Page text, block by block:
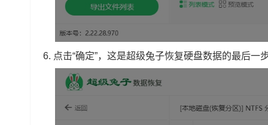
6. 点击“确定”，这是超级兔子恢复硬盘数据的最后一